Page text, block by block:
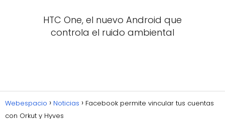
HTC One, el nuevo Android que
controla el ruido ambiental
Webespacio Noticias
Facebook permite vincular tus cuentas
con Orkut y Hyves